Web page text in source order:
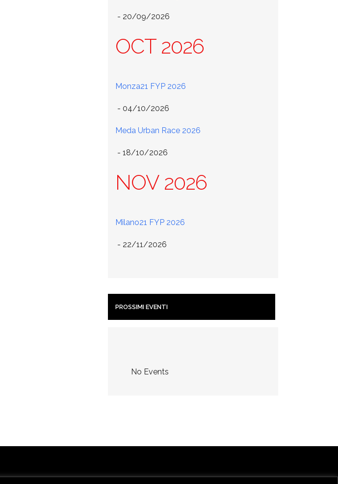
- 20/09/2026
OCT 2026
Monza21 FYP 2026
- 04/10/2026
Meda Urban Race 2026
- 18/10/2026
NOV 2026
Milano21 FYP 2026
- 22/11/2026
PROSSIMI EVENTI